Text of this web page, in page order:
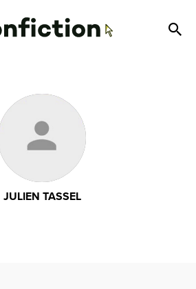
JULIEN TASSEL